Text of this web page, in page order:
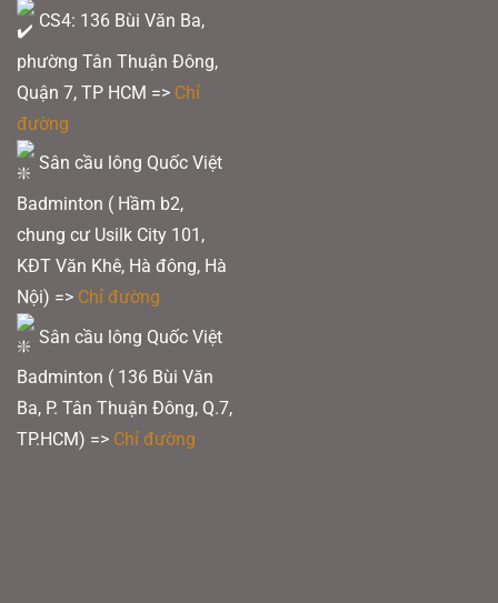
CS4: 136 Bùi Văn Ba,
phường Tân Thuận Đông,
Quận 7, TP HCM => Chỉ
đường
Sân cầu lông Quốc Việt
Badminton ( Hầm b2,
chung cư Usilk City 101,
KĐT Văn Khê, Hà đông, Hà
Nội) => Chỉ đường
Sân cầu lông Quốc Việt
Badminton ( 136 Bùi Văn
Ba, P. Tân Thuận Đông, Q.7,
TP.HCM) => Chỉ đường